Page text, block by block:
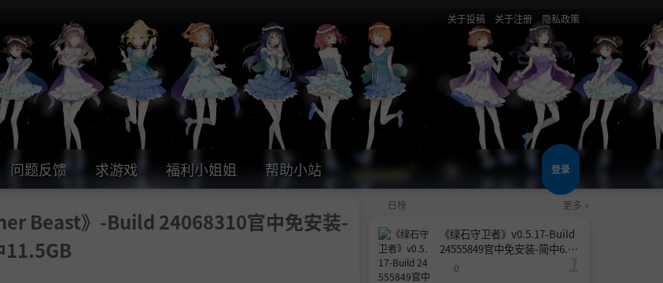
关于投稿 关于注册 隐私政策
问题反馈 求游戏 福利小姐姐 帮助小站 登录
Beast》-Build 24068310官中免安装-
11.5GB
日榜 更多 »
《绿石守卫者》v0.5.17-Build
24555849官中免安装-简中6.6
0